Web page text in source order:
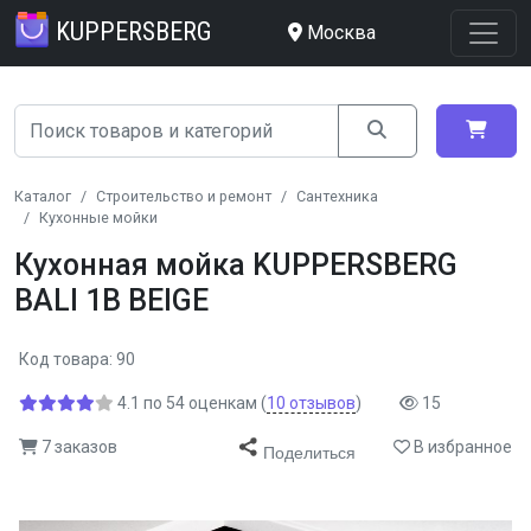
KUPPERSBERG Москва
Каталог Строительство и ремонт
Сантехника
Кухонные мойки
Кухонная мойка KUPPERSBERG
BALI 1B BEIGE
Код товара: 90
4.1 по 54 оценкам (10 отзывов) 15
7 заказов Поделиться В избранное